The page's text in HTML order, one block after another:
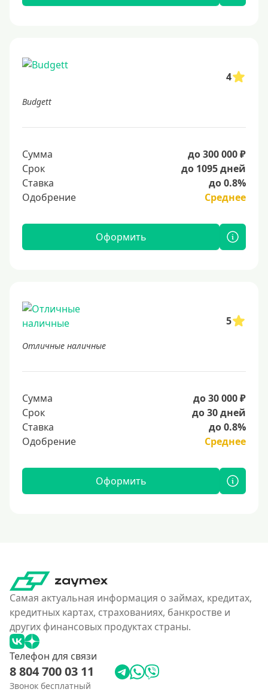
4
Budgett
Сумма
до 300 000 ₽
Срок
до 1095 дней
Ставка
до 0.8%
Одобрение
Среднее
Оформить
5
Отличные наличные
Сумма
до 30 000 ₽
Срок
до 30 дней
Ставка
до 0.8%
Одобрение
Среднее
Оформить
Самая актуальная информация о займах, кредитах,
кредитных картах, страхованиях, банкростве и
других финансовых продуктах страны.
Телефон для связи
8 804 700 03 11
Звонок бесплатный